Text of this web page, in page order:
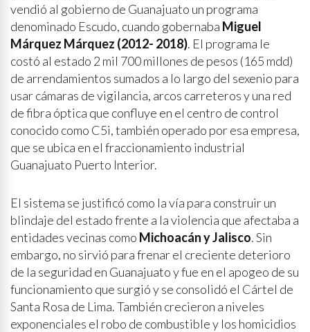
vendió al gobierno de Guanajuato un programa
denominado Escudo, cuando gobernaba Miguel
Márquez Márquez (2012- 2018). El programa le
costó al estado 2 mil 700 millones de pesos (165 mdd)
de arrendamientos sumados a lo largo del sexenio para
usar cámaras de vigilancia, arcos carreteros y una red
de fibra óptica que confluye en el centro de control
conocido como C5i, también operado por esa empresa,
que se ubica en el fraccionamiento industrial
Guanajuato Puerto Interior.
El sistema se justificó como la vía para construir un
blindaje del estado frente a la violencia que afectaba a
entidades vecinas como Michoacán y Jalisco. Sin
embargo, no sirvió para frenar el creciente deterioro
de la seguridad en Guanajuato y fue en el apogeo de su
funcionamiento que surgió y se consolidó el Cártel de
Santa Rosa de Lima. También crecieron a niveles
exponenciales el robo de combustible y los homicidios